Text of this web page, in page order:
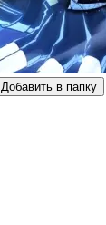
Добавить в папку